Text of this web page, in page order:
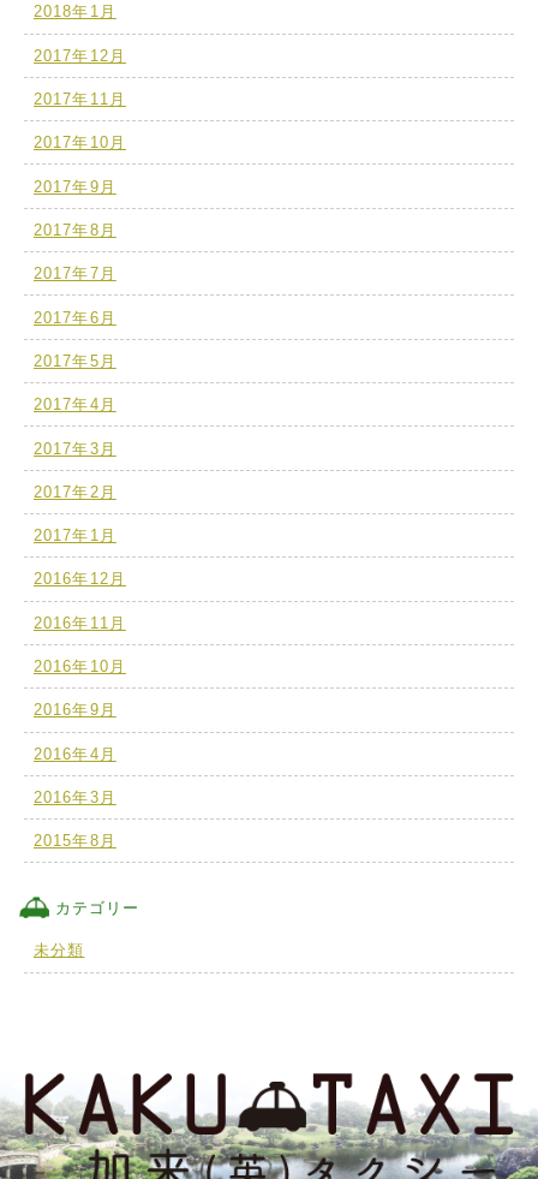
2018年1月
2017年12月
2017年11月
2017年10月
2017年9月
2017年8月
2017年7月
2017年6月
2017年5月
2017年4月
2017年3月
2017年2月
2017年1月
2016年12月
2016年11月
2016年10月
2016年9月
2016年4月
2016年3月
2015年8月
カテゴリー
未分類